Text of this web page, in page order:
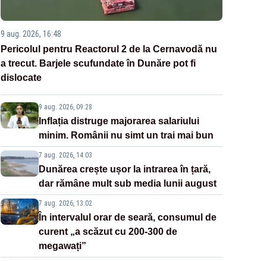
9 aug. 2026, 16:48
Pericolul pentru Reactorul 2 de la Cernavodă nu
a trecut. Barjele scufundate în Dunăre pot fi
dislocate
9 aug. 2026, 09:28
Inflația distruge majorarea salariului
minim. Românii nu simt un trai mai bun
7 aug. 2026, 14:03
Dunărea crește ușor la intrarea în țară,
dar rămâne mult sub media lunii august
7 aug. 2026, 13:02
În intervalul orar de seară, consumul de
curent „a scăzut cu 200-300 de
megawați”